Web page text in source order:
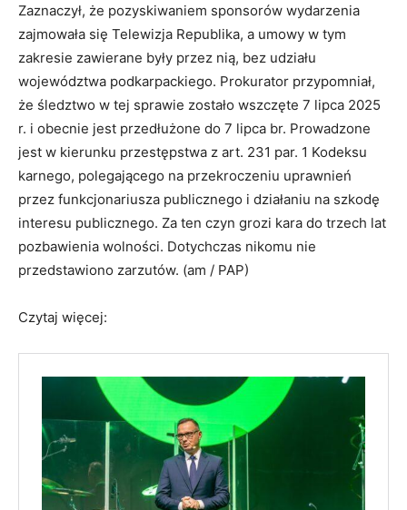
Zaznaczył, że pozyskiwaniem sponsorów wydarzenia
zajmowała się Telewizja Republika, a umowy w tym
zakresie zawierane były przez nią, bez udziału
województwa podkarpackiego. Prokurator przypomniał,
że śledztwo w tej sprawie zostało wszczęte 7 lipca 2025
r. i obecnie jest przedłużone do 7 lipca br. Prowadzone
jest w kierunku przestępstwa z art. 231 par. 1 Kodeksu
karnego, polegającego na przekroczeniu uprawnień
przez funkcjonariusza publicznego i działaniu na szkodę
interesu publicznego. Za ten czyn grozi kara do trzech lat
pozbawienia wolności. Dotychczas nikomu nie
przedstawiono zarzutów. (am / PAP)
Czytaj więcej: